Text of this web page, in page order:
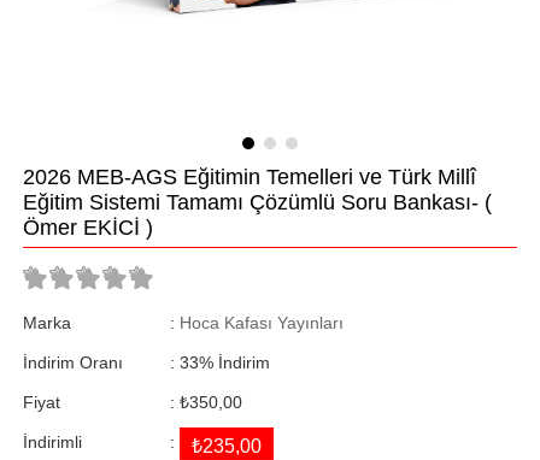
2026 MEB-AGS Eğitimin Temelleri ve Türk Millî
Eğitim Sistemi Tamamı Çözümlü Soru Bankası- (
Ömer EKİCİ )
Marka : Hoca Kafası Yayınları
İndirim Oranı : %
33 İndirim
Fiyat : ₺350,00
İndirimli : ₺235,00